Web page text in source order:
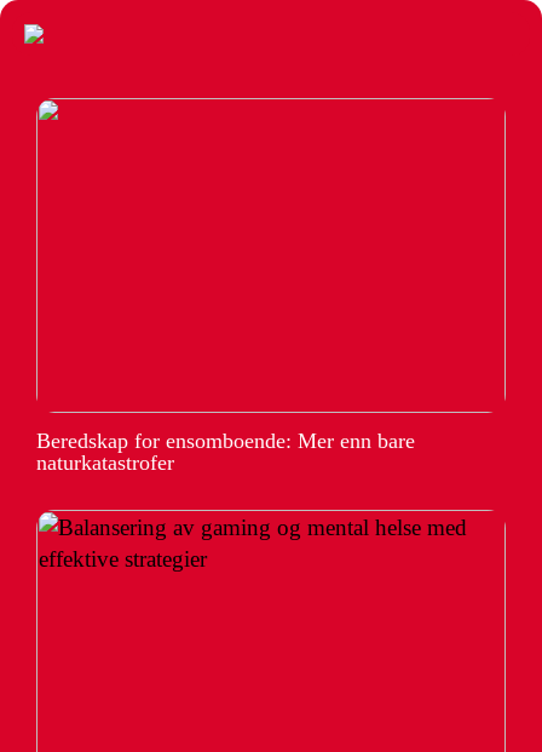
Beredskap for ensomboende: Mer enn bare
naturkatastrofer